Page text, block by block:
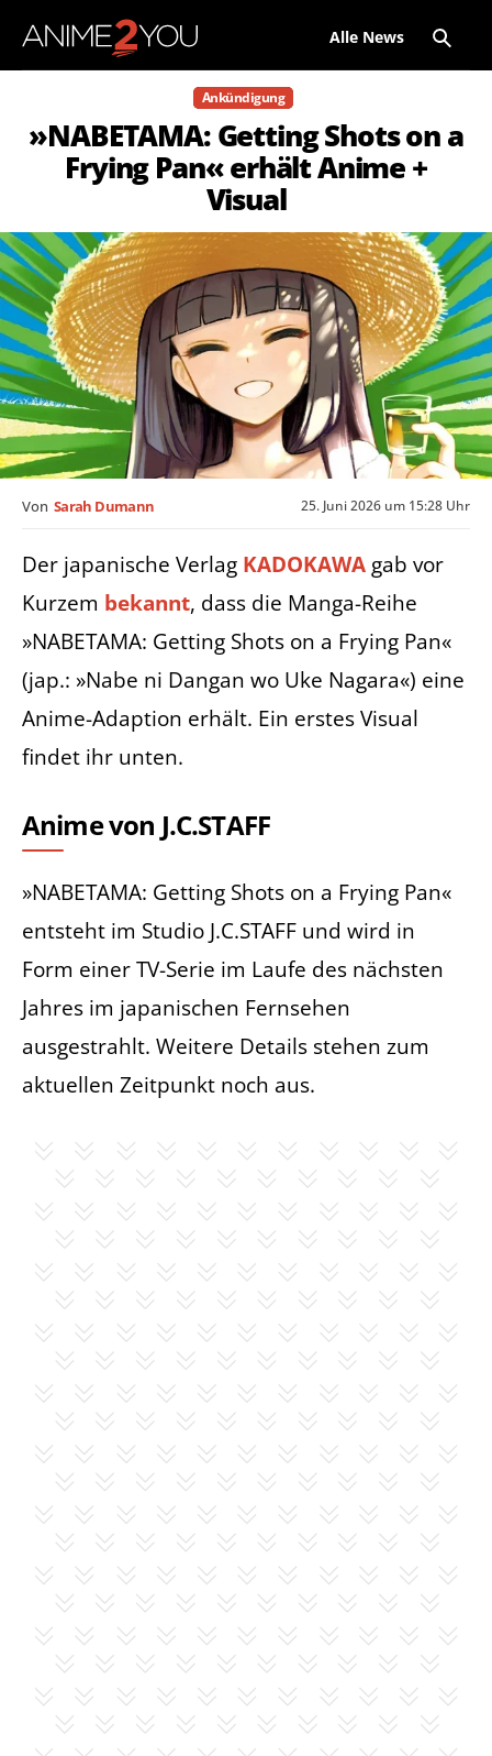
Alle News
Ankündigung
»NABETAMA: Getting Shots on a
Frying Pan« erhält Anime +
Visual
25. Juni 2026 um 15:28 Uhr
Von Sarah Dumann
Der japanische Verlag KADOKAWA gab vor
Kurzem bekannt, dass die Manga-Reihe
»NABETAMA: Getting Shots on a Frying Pan«
(jap.: »Nabe ni Dangan wo Uke Nagara«) eine
Anime-Adaption erhält. Ein erstes Visual
findet ihr unten.
Anime von J.C.STAFF
»NABETAMA: Getting Shots on a Frying Pan«
entsteht im Studio J.C.STAFF und wird in
Form einer TV-Serie im Laufe des nächsten
Jahres im japanischen Fernsehen
ausgestrahlt. Weitere Details stehen zum
aktuellen Zeitpunkt noch aus.